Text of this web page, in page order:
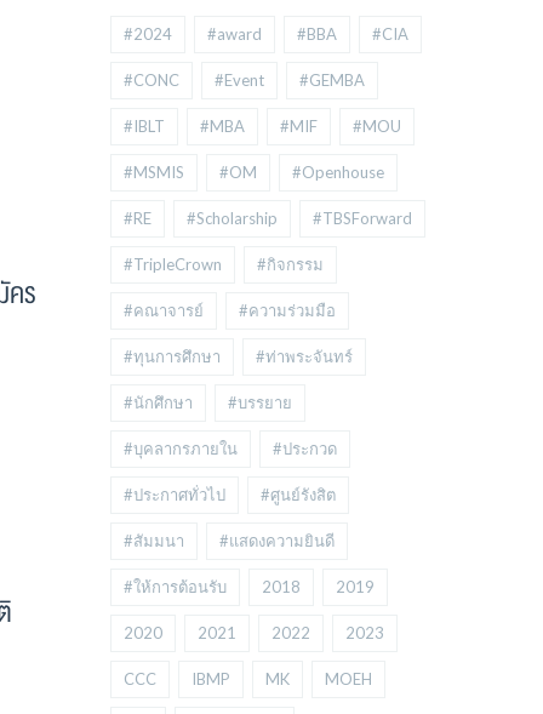
ร
#2024 #award #BBA #CIA
#CONC #Event #GEMBA
#IBLT #MBA #MIF #MOU
#MSMIS #OM #Openhouse
#RE #Scholarship #TBSForward
#TripleCrown #กิจกรรม
#คณาจารย์ #ความร่วมมือ
#ทุนการศึกษา #ท่าพระจันทร์
#นักศึกษา #บรรยาย
#บุคลากรภายใน #ประกวด
#ประกาศทั่วไป #ศูนย์รังสิต
#สัมมนา #แสดงความยินดี
#ให้การต้อนรับ 2018 2019
2020 2021 2022 2023
CCC IBMP MK MOEH